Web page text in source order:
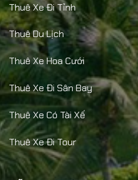
Thuê Xe Đi Tỉnh
Thuê Du Lịch
Thuê Xe Hoa Cưới
Thuê Xe Đi Sân Bay
Thuê Xe Có Tài Xế
Thuê Xe Đi Tour